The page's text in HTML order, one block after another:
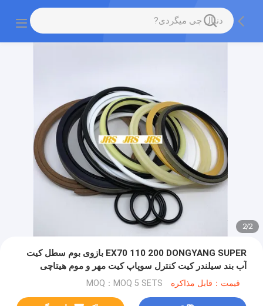
2
/
2
EX70 110 200 DONGYANG SUPER بازوی بوم سطل کیت
آب بند سیلندر کیت کنترل سوپاپ کیت مهر و موم هیتاچی
قیمت：قابل مذاکره MOQ：MOQ 5 SETS